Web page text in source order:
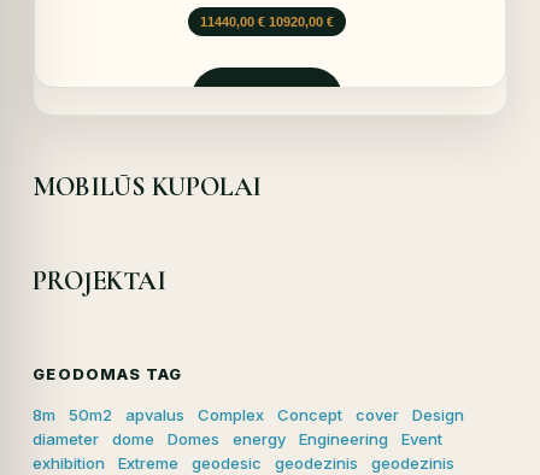
11440,00 € Original
was:
10920,00 €Current
MOBILŪS KUPOLAI
PROJEKTAI
GEODOMAS TAG
8m 50m2 apvalus Complex Concept cover
Design
diameter
dome Domes energy Engineering
Event
exhibition
Extreme geodesic geodezinis
geodezinis